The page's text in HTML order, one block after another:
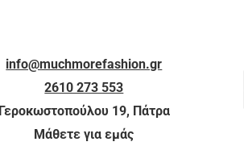
info@muchmorefashion.gr
2610 273 553
Γεροκωστοπούλου 19, Πάτρα
Μάθετε για εμάς